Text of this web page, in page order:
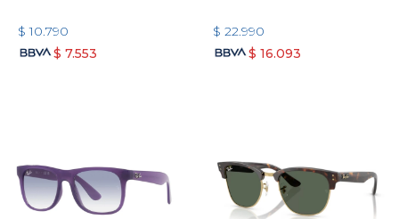
$ 10.790
$ 7.553
$ 22.990
$ 16.093